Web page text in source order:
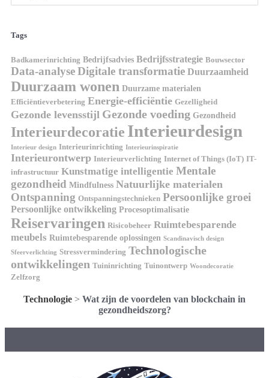
Tags
Badkamerinrichting Bedrijfsadvies Bedrijfsstrategie Bouwsector
Data-analyseDigitale transformatie Duurzaamheid
Duurzaam wonen Duurzame materialen
Efficiëntieverbetering Energie-efficiëntie Gezelligheid
Gezonde levensstijl Gezonde voeding Gezondheid
Interieurdecoratie Interieurdesign
Interieur design Interieurinrichting Interieurinspiratie
Interieurontwerp Interieurverlichting Internet of Things (IoT) IT-
infrastructuur Kunstmatige intelligentie Mentale
gezondheid Mindfulness Natuurlijke materialen
Ontspanning Ontspanningstechnieken Persoonlijke groei
Persoonlijke ontwikkeling Procesoptimalisatie
Reiservaringen Risicobeheer Ruimtebesparende
meubels Ruimtebesparende oplossingen Scandinavisch design
Sfeerverlichting Stressvermindering Technologische
ontwikkelingen Tuininrichting Tuinontwerp Woondecoratie
Zelfzorg
Technologie > Wat zijn de voordelen van blockchain in
gezondheidszorg?